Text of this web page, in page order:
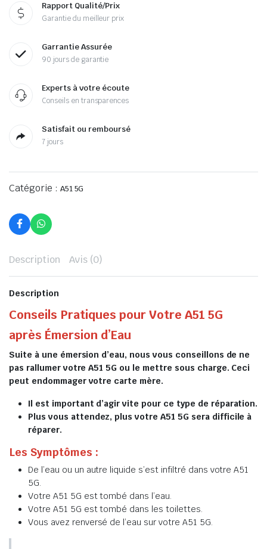
Rapport Qualité/Prix
Garantie du meilleur prix
Garrantie Assurée
90 jours de garantie
Experts à votre écoute
Conseils en transparences
Satisfait ou remboursé
7 jours
Catégorie : A51 5G
Description Avis (0)
Description
Conseils Pratiques pour Votre A51 5G
après Émersion d’Eau
Suite à une émersion d’eau, nous vous conseillons de ne
pas rallumer votre A51 5G ou le mettre sous charge. Ceci
peut endommager votre carte mère.
Il est important d’agir vite pour ce type de réparation.
Plus vous attendez, plus votre A51 5G sera difficile à
réparer.
Les Symptômes :
De l’eau ou un autre liquide s’est infiltré dans votre A51
5G.
Votre A51 5G est tombé dans l’eau.
Votre A51 5G est tombé dans les toilettes.
Vous avez renversé de l’eau sur votre A51 5G.